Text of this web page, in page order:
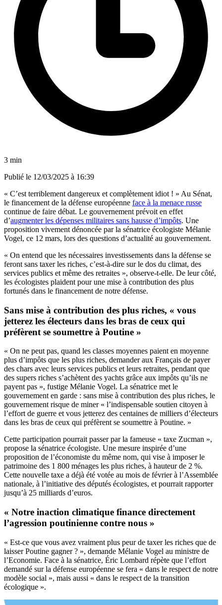
3 min
Publié le 12/03/2025 à 16:39
« C’est terriblement dangereux et complètement idiot ! » Au Sénat,
le financement de la défense européenne face à la menace russe
continue de faire débat. Le gouvernement prévoit en effet
d’augmenter les dépenses militaires sans hausse d’impôts. Une
proposition vivement dénoncée par la sénatrice écologiste Mélanie
Vogel, ce 12 mars, lors des questions d’actualité au gouvernement.
« On entend que les nécessaires investissements dans la défense se
feront sans taxer les riches, c’est-à-dire sur le dos du climat, des
services publics et même des retraites », observe-t-elle. De leur côté,
les écologistes plaident pour une mise à contribution des plus
fortunés dans le financement de notre défense.
Sans mise à contribution des plus riches, « vous
jetterez les électeurs dans les bras de ceux qui
préfèrent se soumettre à Poutine »
« On ne peut pas, quand les classes moyennes paient en moyenne
plus d’impôts que les plus riches, demander aux Français de payer
des chars avec leurs services publics et leurs retraites, pendant que
des supers riches s’achètent des yachts grâce aux impôts qu’ils ne
payent pas », fustige Mélanie Vogel. La sénatrice met le
gouvernement en garde : sans mise à contribution des plus riches, le
gouvernement risque de miner « l’indispensable soutien citoyen à
l’effort de guerre et vous jetterez des centaines de milliers d’électeurs
dans les bras de ceux qui préfèrent se soumettre à Poutine. »
Cette participation pourrait passer par la fameuse « taxe Zucman »,
propose la sénatrice écologiste. Une mesure inspirée d’une
proposition de l’économiste du même nom, qui vise à imposer le
patrimoine des 1 800 ménages les plus riches, à hauteur de 2 %.
Cette nouvelle taxe a déjà été votée au mois de février à l’Assemblée
nationale, à l’initiative des députés écologistes, et pourrait rapporter
jusqu’à 25 milliards d’euros.
« Notre inaction climatique finance directement
l’agression poutinienne contre nous »
« Est-ce que vous avez vraiment plus peur de taxer les riches que de
laisser Poutine gagner ? », demande Mélanie Vogel au ministre de
l’Economie. Face à la sénatrice, Éric Lombard répète que l’effort
demandé sur la défense européenne se fera « dans le respect de notre
modèle social », mais aussi « dans le respect de la transition
écologique ».